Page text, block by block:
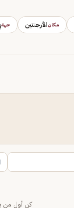
مكانالأرجنتين جهة
كن أول من